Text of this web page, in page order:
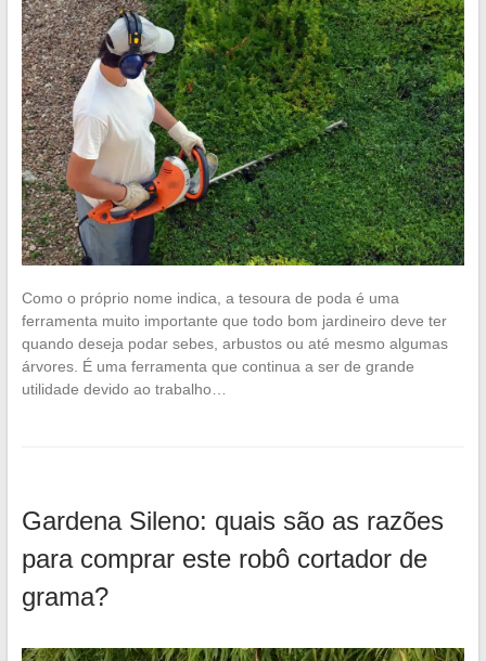
Como o próprio nome indica, a tesoura de poda é uma
ferramenta muito importante que todo bom jardineiro deve ter
quando deseja podar sebes, arbustos ou até mesmo algumas
árvores. É uma ferramenta que continua a ser de grande
utilidade devido ao trabalho…
Gardena Sileno: quais são as razões
para comprar este robô cortador de
grama?